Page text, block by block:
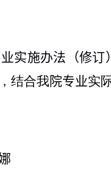
实施办法（修订
，结合我院专业实